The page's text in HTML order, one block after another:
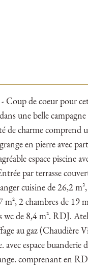
de coeur pour
une belle
de charme comprend
en pierre avec
espace piscine
par terrasse
cuisine de 26,2
m², 2 chambres de 19
wc de 8,4 m². RDJ.
au gaz (Chaudière
avec espace buanderie
comprenant en